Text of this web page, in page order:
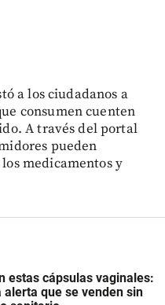
a los ciudadanos a
consumen cuenten
A través del portal
pueden
medicamentos y
estas cápsulas vaginales:
alerta que se venden sin